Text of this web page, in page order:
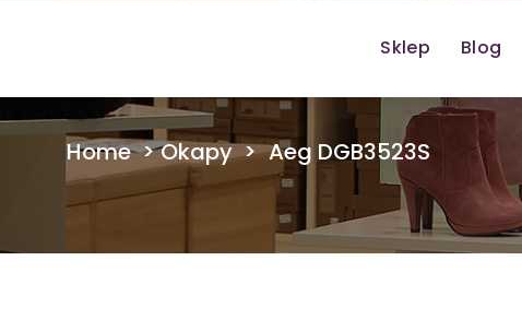
Sklep Blog
Home>Okapy> Aeg DGB3523S